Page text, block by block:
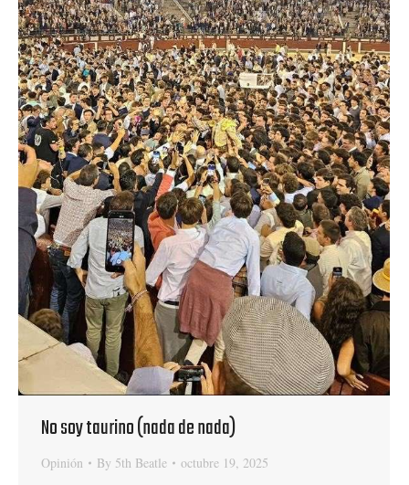
No soy taurino (nada de nada)
Opinión By 5th Beatle octubre 19, 2025